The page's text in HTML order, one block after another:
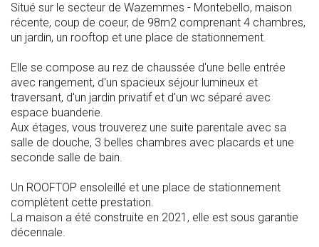
Situé sur le secteur de Wazemmes - Montebello, maison
récente, coup de coeur, de 98m2 comprenant 4 chambres,
un jardin, un rooftop et une place de stationnement.
Elle se compose au rez de chaussée d'une belle entrée
avec rangement, d'un spacieux séjour lumineux et
traversant, d'un jardin privatif et d'un wc séparé avec
espace buanderie.
Aux étages, vous trouverez une suite parentale avec sa
salle de douche, 3 belles chambres avec placards et une
seconde salle de bain.
Un ROOFTOP ensoleillé et une place de stationnement
complètent cette prestation.
La maison a été construite en 2021, elle est sous garantie
décennale.